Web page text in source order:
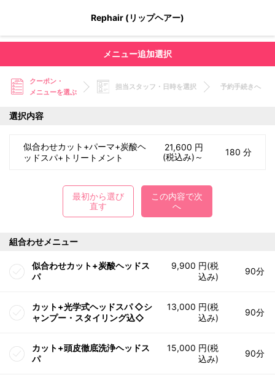
Rephair (リップヘアー)
メニュー追加選択
クーポン・
メニューを選ぶ
担当スタッフ・日時を選択 予約手続きへ
選択内容
似合わせカット+パーマ+炭酸ヘ
ッドスパ+トリートメント
21,600 円
(税込み)～
180 分
最初から選び
直す
この内容で次
へ
組合わせメニュー
似合わせカット+炭酸ヘッドス
パ
9,900 円(税
込み)
90分
カット+光学式ヘッドスパ ◇シ
ャンプー・スタイリング込◇
13,000 円(税
込み)
90分
カット+頭皮徹底洗浄ヘッドス
パ
15,000 円(税
込み)
90分